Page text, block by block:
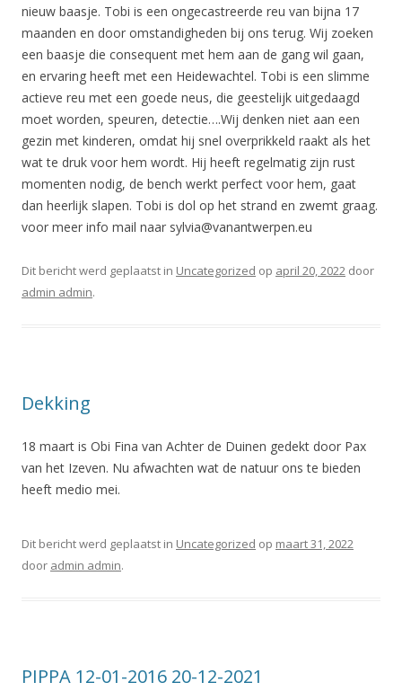
nieuw baasje. Tobi is een ongecastreerde reu van bijna 17
maanden en door omstandigheden bij ons terug. Wij zoeken
een baasje die consequent met hem aan de gang wil gaan,
en ervaring heeft met een Heidewachtel. Tobi is een slimme
actieve reu met een goede neus, die geestelijk uitgedaagd
moet worden, speuren, detectie….Wij denken niet aan een
gezin met kinderen, omdat hij snel overprikkeld raakt als het
wat te druk voor hem wordt. Hij heeft regelmatig zijn rust
momenten nodig, de bench werkt perfect voor hem, gaat
dan heerlijk slapen. Tobi is dol op het strand en zwemt graag.
voor meer info mail naar sylvia@vanantwerpen.eu
Dit bericht werd geplaatst in Uncategorized op april 20, 2022 door
admin admin.
Dekking
18 maart is Obi Fina van Achter de Duinen gedekt door Pax
van het Izeven. Nu afwachten wat de natuur ons te bieden
heeft medio mei.
Dit bericht werd geplaatst in Uncategorized op maart 31, 2022
door admin admin.
PIPPA 12-01-2016 20-12-2021